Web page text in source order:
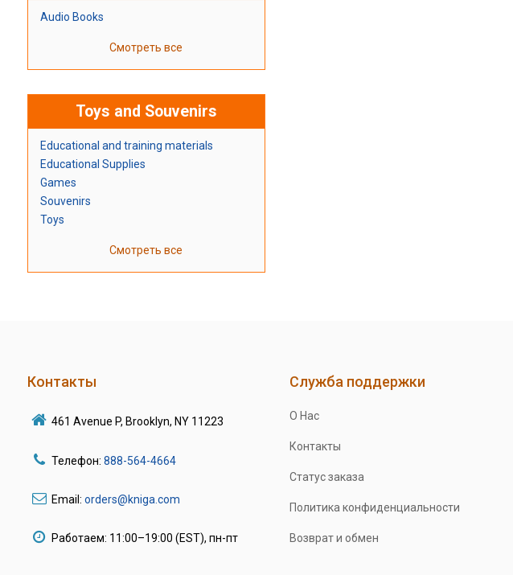
Audio Books
Смотреть все
Toys and Souvenirs
Educational and training materials
Educational Supplies
Games
Souvenirs
Toys
Смотреть все
Контакты
461 Avenue P, Brooklyn, NY 11223
Телефон: 888-564-4664
Email: orders@kniga.com
Работаем: 11:00–19:00 (EST), пн-пт
Служба поддержки
О Нас
Контакты
Статус заказа
Политика конфиденциальности
Возврат и обмен